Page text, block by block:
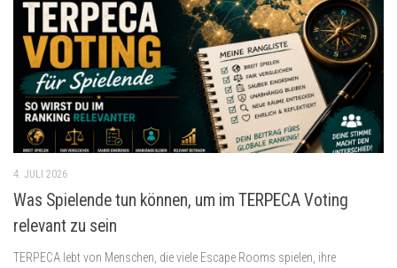
4. JULI 2026
Was Spielende tun können, um im TERPECA Voting
relevant zu sein
TERPECA lebt von Menschen, die viele Escape Rooms spielen, ihre